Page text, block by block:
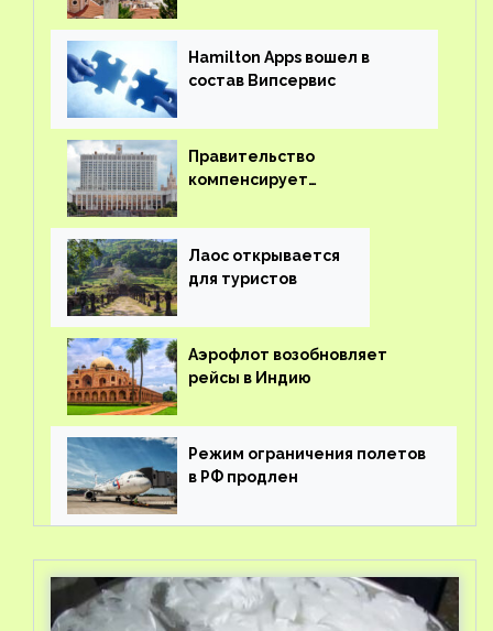
Hamilton Apps вошел в
состав Випсервис
Правительство
компенсирует
вывоз россиян из-за рубежа
Лаос открывается
для туристов
Аэрофлот возобновляет
рейсы в Индию
Режим ограничения полетов
в РФ продлен